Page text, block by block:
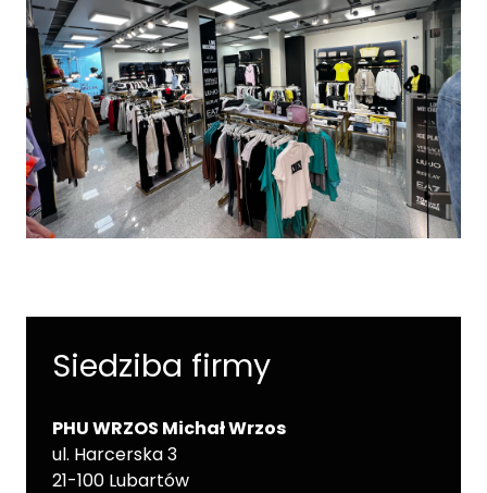
Siedziba firmy
PHU WRZOS Michał Wrzos
ul. Harcerska 3
21-100 Lubartów